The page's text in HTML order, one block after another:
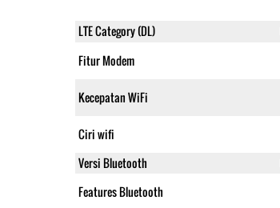
LTE Category (DL)
Fitur Modem
Kecepatan WiFi
Ciri wifi
Versi Bluetooth
Features Bluetooth